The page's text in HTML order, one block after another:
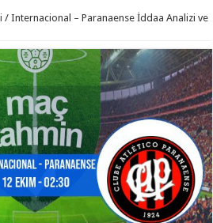
/ Internacional – Paranaense İddaa Analizi ve